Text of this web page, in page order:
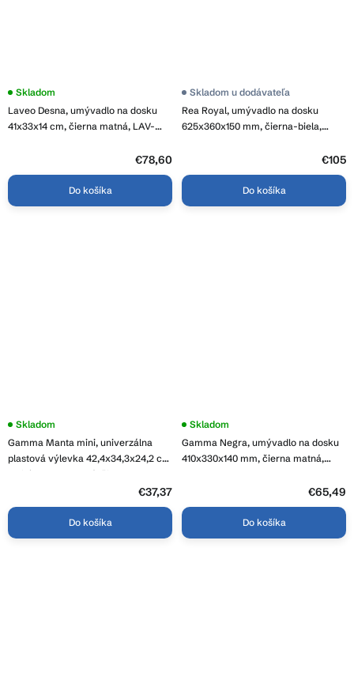
Laveo Desna, umývadlo na dosku
41x33x14 cm, čierna matná, LAV-
Skladom
€78,60
Do košíka
Rea Royal, umývadlo na dosku
625x360x150 mm, čierna-biela,
Skladom u dodávateľa
€105
Do košíka
Gamma Manta mini, univerzálna
plastová výlevka 42,4x34,3x24,2 cm
+ sifón, 1-komorová, čierna, GMA-
Skladom
€37,37
Do košíka
Gamma Negra, umývadlo na dosku
410x330x140 mm, čierna matná,
Skladom
€65,49
Do košíka